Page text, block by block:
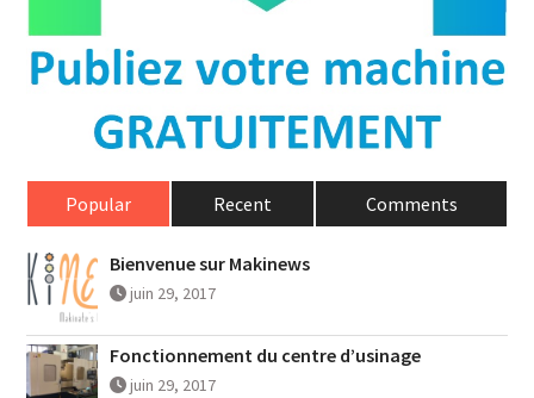
Popular Recent Comments
Bienvenue sur Makinews
juin 29, 2017
Fonctionnement du centre d’usinage
juin 29, 2017